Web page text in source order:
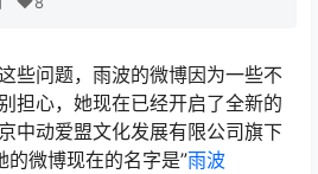
些问题，雨波的微博因为一些不
担心，她现在已经开启了全新的
中动爱盟文化发展有限公司旗下
微博现在的名字是”雨波